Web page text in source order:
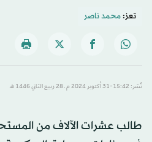
تعز:محمد ناصر
نُشر: 15:42-31 أكتوبر 2024 م ـ 28 ربيع الثاني 1446 هـ
طالب عشرات الآلاف من